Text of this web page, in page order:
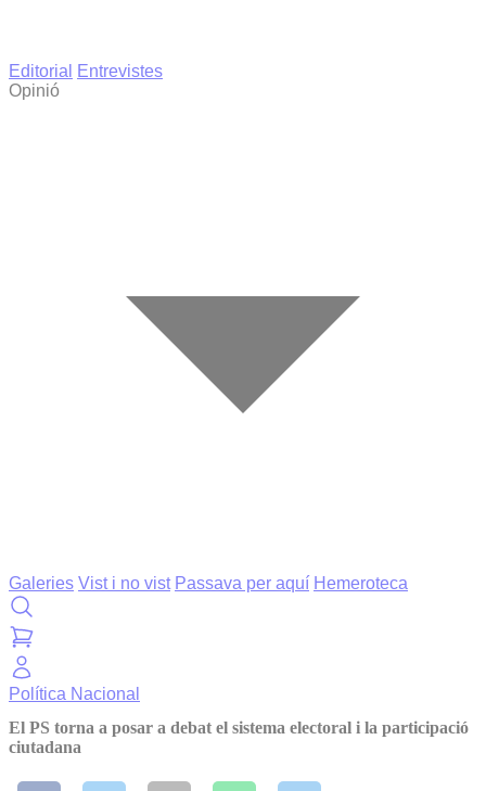
Editorial
Entrevistes
Opinió
Galeries Vist i no vist Passava per aquí Hemeroteca
Política Nacional
El PS torna a posar a debat el sistema electoral i la participació
ciutadana